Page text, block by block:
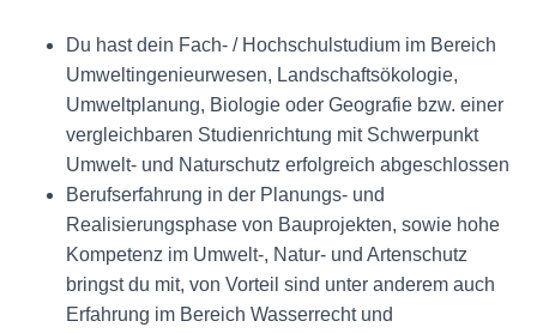
Du hast dein Fach- / Hochschulstudium im Bereich
Umweltingenieurwesen, Landschaftsökologie,
Umweltplanung, Biologie oder Geografie bzw. einer
vergleichbaren Studienrichtung mit Schwerpunkt
Umwelt- und Naturschutz erfolgreich abgeschlossen
Berufserfahrung in der Planungs- und
Realisierungsphase von Bauprojekten, sowie hohe
Kompetenz im Umwelt-, Natur- und Artenschutz
bringst du mit, von Vorteil sind unter anderem auch
Erfahrung im Bereich Wasserrecht und